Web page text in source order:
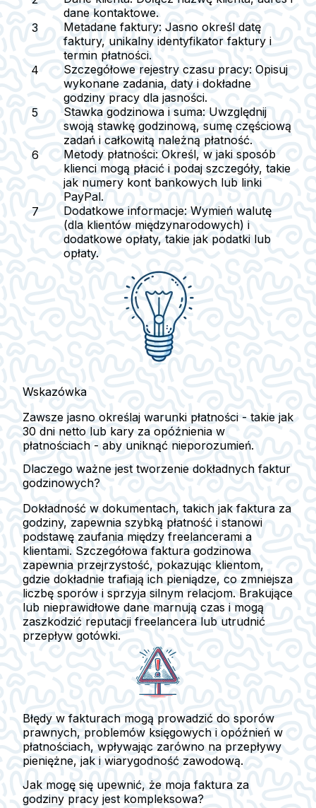
dane kontaktowe.
Metadane faktury: Jasno określ datę
faktury, unikalny identyfikator faktury i
termin płatności.
Szczegółowe rejestry czasu pracy: Opisuj
wykonane zadania, daty i dokładne
godziny pracy dla jasności.
Stawka godzinowa i suma: Uwzględnij
swoją stawkę godzinową, sumę częściową
zadań i całkowitą należną płatność.
Metody płatności: Określ, w jaki sposób
klienci mogą płacić i podaj szczegóły, takie
jak numery kont bankowych lub linki
PayPal.
Dodatkowe informacje: Wymień walutę
(dla klientów międzynarodowych) i
dodatkowe opłaty, takie jak podatki lub
opłaty.
Wskazówka
Zawsze jasno określaj warunki płatności - takie jak
30 dni netto lub kary za opóźnienia w
płatnościach - aby uniknąć nieporozumień.
Dlaczego ważne jest tworzenie dokładnych faktur
godzinowych?
Dokładność w dokumentach, takich jak faktura za
godziny, zapewnia szybką płatność i stanowi
podstawę zaufania między freelancerami a
klientami. Szczegółowa faktura godzinowa
zapewnia przejrzystość, pokazując klientom,
gdzie dokładnie trafiają ich pieniądze, co zmniejsza
liczbę sporów i sprzyja silnym relacjom. Brakujące
lub nieprawidłowe dane marnują czas i mogą
zaszkodzić reputacji freelancera lub utrudnić
przepływ gotówki.
Błędy w fakturach mogą prowadzić do sporów
prawnych, problemów księgowych i opóźnień w
płatnościach, wpływając zarówno na przepływy
pieniężne, jak i wiarygodność zawodową.
Jak mogę się upewnić, że moja faktura za
godziny pracy jest kompleksowa?